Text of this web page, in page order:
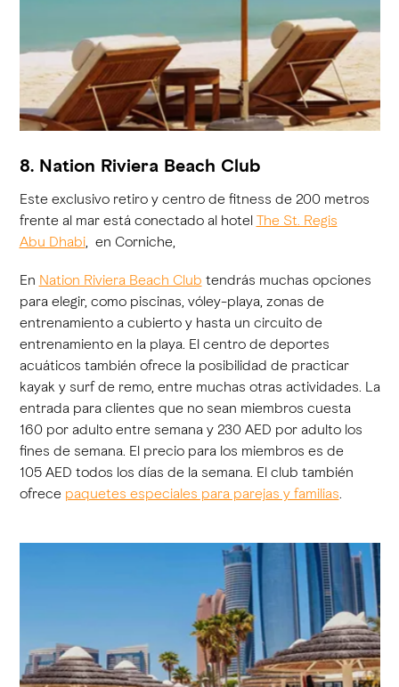
8. Nation Riviera Beach Club
Este exclusivo retiro y centro de fitness de 200 metros
frente al mar está conectado al hotel The St. Regis
Abu Dhabi, en Corniche,
En Nation Riviera Beach Club tendrás muchas opciones
para elegir, como piscinas, vóley-playa, zonas de
entrenamiento a cubierto y hasta un circuito de
entrenamiento en la playa. El centro de deportes
acuáticos también ofrece la posibilidad de practicar
kayak y surf de remo, entre muchas otras actividades. La
entrada para clientes que no sean miembros cuesta
160 por adulto entre semana y 230 AED por adulto los
fines de semana. El precio para los miembros es de
105 AED todos los días de la semana. El club también
ofrece paquetes especiales para parejas y familias.